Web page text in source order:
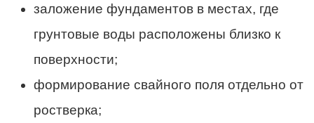
заложение фундаментов в местах, где
грунтовые воды расположены близко к
поверхности;
формирование свайного поля отдельно от
ростверка;